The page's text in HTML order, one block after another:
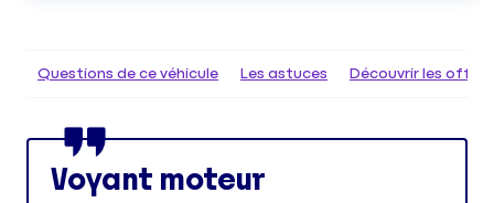
Questions de ce véhicule Les astuces Découvrir les
Voyant moteur